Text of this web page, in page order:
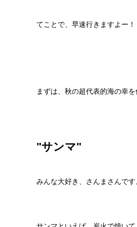
てことで、早速行きますよー！
まずは、秋の超代表的海の幸
"サンマ"
みんな大好き、さんまさんです